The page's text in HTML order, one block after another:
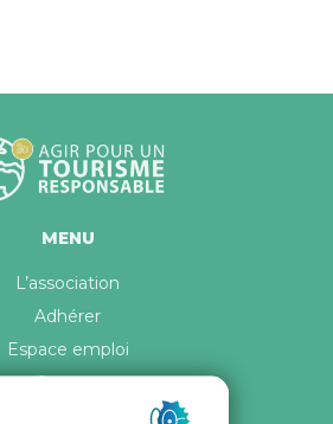
MENU
L’association
Adhérer
Espace emploi
Contact